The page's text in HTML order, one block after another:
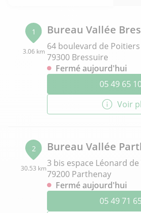
1
3.06 km
Bureau Vallée
64 boulevard de Poitiers
79300 Bressuire
Fermé aujourd'hui
05 49 65
Voir
2
30.53 km
Bureau Vallée
3 bis espace Léonard de
79200 Parthenay
Fermé aujourd'hui
05 49 71